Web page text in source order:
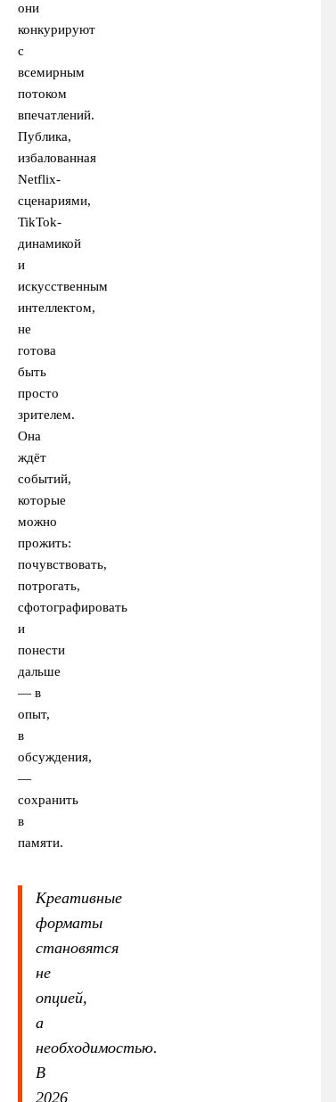
они
конкурируют
с
всемирным
потоком
впечатлений.
Публика,
избалованная
Netflix-
сценариями,
TikTok-
динамикой
и
искусственным
интеллектом,
не
готова
быть
просто
зрителем.
Она
ждёт
событий,
которые
можно
прожить:
почувствовать,
потрогать,
сфотографировать
и
понести
дальше
— в
опыт,
в
обсуждения,
—
сохранить
в
памяти.
Креативные
форматы
становятся
не
опцией,
а
необходимостью.
В
2026